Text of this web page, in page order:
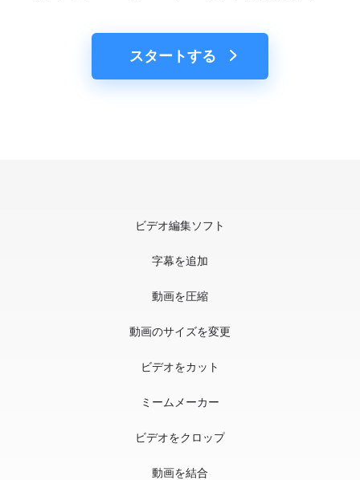
スタートする
ビデオ編集ソフト
字幕を追加
動画を圧縮
動画のサイズを変更
ビデオをカット
ミームメーカー
ビデオをクロップ
動画を結合